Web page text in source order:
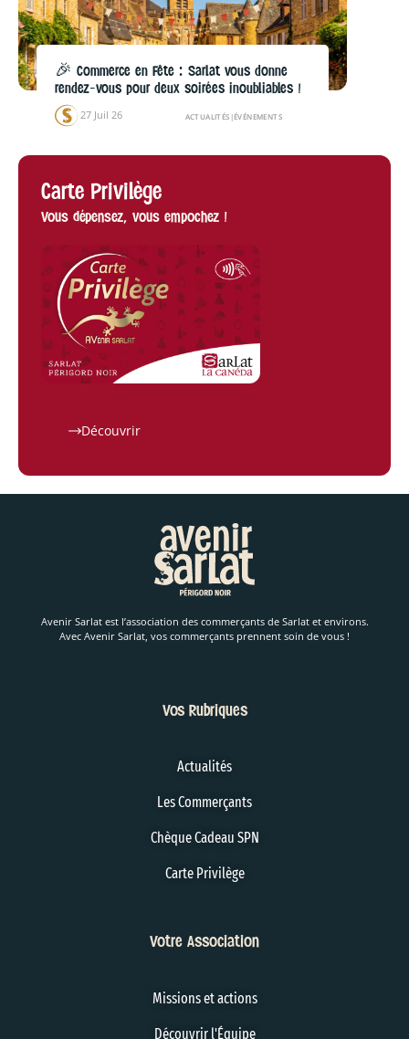
🎉 Commerce en Fête : Sarlat vous donne
rendez-vous pour deux soirées inoubliables !
27 Juil 26 ACTUALITÉS |ÉVÉNEMENTS
Carte Privilège
Vous dépensez, vous empochez !
Découvrir
Avenir Sarlat est l’association des commerçants de Sarlat et environs.
Avec Avenir Sarlat, vos commerçants prennent soin de vous !
Vos Rubriques
Actualités
Les Commerçants
Chèque Cadeau SPN
Carte Privilège
Votre Association
Missions et actions
Découvrir l'Équipe